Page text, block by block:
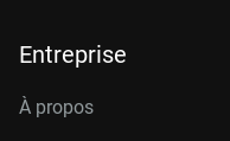
Entreprise
À propos